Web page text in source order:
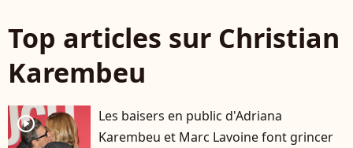
Top articles sur Christian
Karembeu
player2
Les baisers en public d'Adriana
Karembeu et Marc Lavoine font grincer